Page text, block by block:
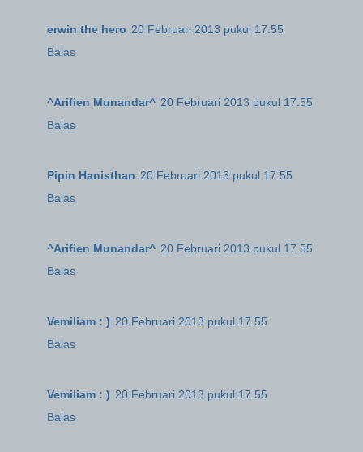
erwin the hero 20 Februari 2013 pukul 17.55
Balas
^Arifien Munandar^ 20 Februari 2013 pukul 17.55
Balas
Pipin Hanisthan 20 Februari 2013 pukul 17.55
Balas
^Arifien Munandar^ 20 Februari 2013 pukul 17.55
Balas
Vemiliam : ) 20 Februari 2013 pukul 17.55
Balas
Vemiliam : ) 20 Februari 2013 pukul 17.55
Balas